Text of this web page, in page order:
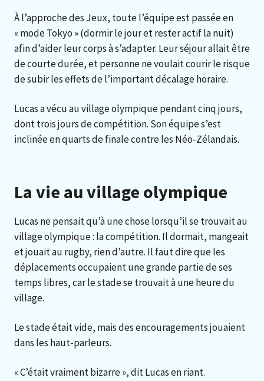
À l’approche des Jeux, toute l’équipe est passée en
« mode Tokyo » (dormir le jour et rester actif la nuit)
afin d’aider leur corps à s’adapter. Leur séjour allait être
de courte durée, et personne ne voulait courir le risque
de subir les effets de l’important décalage horaire.
Lucas a vécu au village olympique pendant cinq jours,
dont trois jours de compétition. Son équipe s’est
inclinée en quarts de finale contre les Néo-Zélandais.
La vie au village olympique
Lucas ne pensait qu’à une chose lorsqu’il se trouvait au
village olympique : la compétition. Il dormait, mangeait
et jouait au rugby, rien d’autre. Il faut dire que les
déplacements occupaient une grande partie de ses
temps libres, car le stade se trouvait à une heure du
village.
Le stade était vide, mais des encouragements jouaient
dans les haut-parleurs.
« C’était vraiment bizarre », dit Lucas en riant.